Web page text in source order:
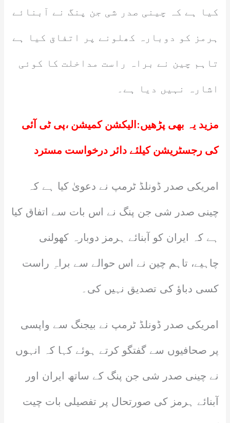
کیا ہے کہ چینی صدر شی جن پنگ نے آبنائے
ہرمز کو دوبارہ کھلونے پر اتفاق کیا ہے
تاہم چین نے براہ راست مداخلت کا کوئی
اشارہ نہیں دیا ہے۔
مزید یہ بھی پڑھیں: الیکشن کمیشن ،پی ٹی آئی
کی رجسٹریشن کیلئے دائر درخواست مسترد
امریکی صدر ڈونلڈ ٹرمپ نے دعویٰ کیا ہے کہ
چینی صدر شی جن پنگ نے اس بات سے اتفاق کیا
ہے کہ ایران کو آبنائے ہرمز دوبارہ کھولنی
چاہیے، تاہم چین نے اس حوالے سے براہِ راست
کسی دباؤ کی تصدیق نہیں کی۔
امریکی صدر ڈونلڈ ٹرمپ نے بیجنگ سے واپسی
پر صحافیوں سے گفتگو کرتے ہوئے کہا کہ انہوں
نے چینی صدر شی جن پنگ کے ساتھ ایران اور
آبنائے ہرمز کی صورتحال پر تفصیلی بات چیت